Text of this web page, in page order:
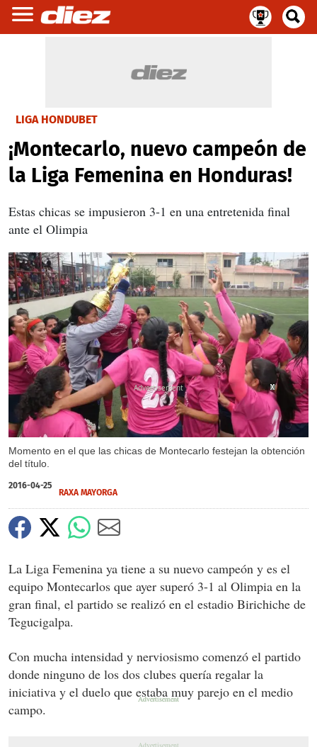
LIGA HONDUBET
¡Montecarlo, nuevo campeón de
la Liga Femenina en Honduras!
Estas chicas se impusieron 3-1 en una entretenida final
ante el Olimpia
Momento en el que las chicas de Montecarlo festejan la obtención
del título.
X
X
X
X
2016-04-25
RAXA MAYORGA
La Liga Femenina ya tiene a su nuevo campeón y es el
equipo Montecarlos que ayer superó 3-1 al Olimpia en la
gran final, el partido se realizó en el estadio Birichiche de
Tegucigalpa.
Con mucha intensidad y nerviosismo comenzó el partido
donde ninguno de los dos clubes quería regalar la
iniciativa y el duelo que estaba muy parejo en el medio
campo.